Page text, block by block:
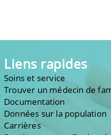
Liens rapides
Soins et service
Trouver un médecin de
Documentation
Données sur la population
Carrières